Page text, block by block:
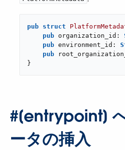
pub struct
pub organization_id:
pub environment_id:
pub
}
#[entrypoint]
ータの挿入